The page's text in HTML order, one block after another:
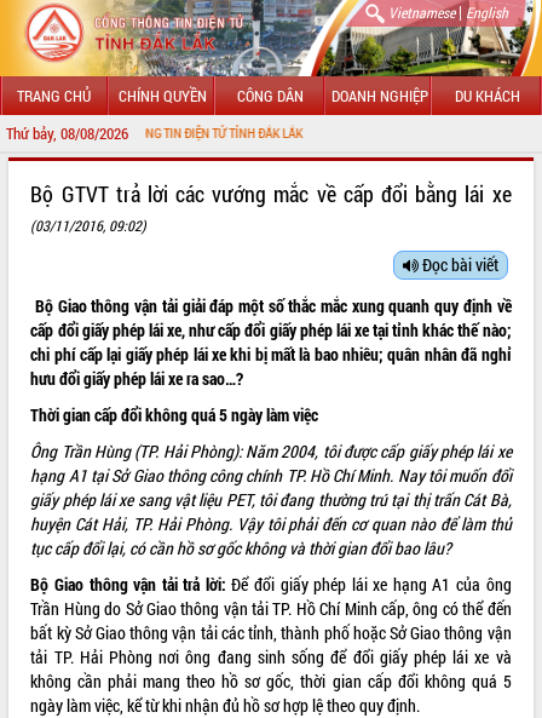
Vietnamese| English
TRANG CHỦ CHÍNH QUYỀN CÔNG DÂN DOANH NGHIỆP DU KHÁCH
Thứ bảy, 08/08/2026
CỔNG THÔNG TIN ĐIỆN TỬ TỈNH ĐẮK LẮK
LÃNH ĐẠO UBND TỈNH
SỞ, BAN, NGÀNH
UBND CÁC XÃ, PHƯỜNG
THÔNG TIN CHỈ ĐẠO ĐIỀU HÀNH
HỆ THỐNG VĂN BẢN
VĂN BẢN HĐND TỈNH
ĐIỂM TIN VĂN BẢN
QUY HOẠCH - KẾ HOẠCH
Bộ GTVT trả lời các vướng mắc về cấp đổi bằng lái xe
(03/11/2016, 09:02)
Đọc bài viết
Bộ Giao thông vận tải giải đáp một số thắc mắc xung quanh quy định về
cấp đổi giấy phép lái xe, như cấp đổi giấy phép lái xe tại tỉnh khác thế nào;
chi phí cấp lại giấy phép lái xe khi bị mất là bao nhiêu; quân nhân đã nghỉ
hưu đổi giấy phép lái xe ra sao…?
Thời gian cấp đổi không quá 5 ngày làm việc
Ông Trần Hùng (TP. Hải Phòng): Năm 2004, tôi được cấp giấy phép lái xe
hạng A1 tại Sở Giao thông công chính TP. Hồ Chí Minh. Nay tôi muốn đổi
giấy phép lái xe sang vật liệu PET, tôi đang thường trú tại thị trấn Cát Bà,
huyện Cát Hải, TP. Hải Phòng. Vậy tôi phải đến cơ quan nào để làm thủ
tục cấp đổi lại, có cần hồ sơ gốc không và thời gian đổi bao lâu?
Bộ Giao thông vận tải trả lời: Để đổi giấy phép lái xe hạng A1 của ông
Trần Hùng do Sở Giao thông vận tải TP. Hồ Chí Minh cấp, ông có thể đến
bất kỳ Sở Giao thông vận tải các tỉnh, thành phố hoặc Sở Giao thông vận
tải TP. Hải Phòng nơi ông đang sinh sống để đổi giấy phép lái xe và
không cần phải mang theo hồ sơ gốc, thời gian cấp đổi không quá 5
ngày làm việc, kể từ khi nhận đủ hồ sơ hợp lệ theo quy định.